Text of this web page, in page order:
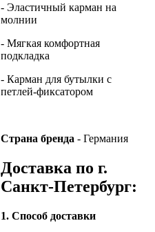
- Эластичный карман на
молнии
- Мягкая комфортная
подкладка
- Карман для бутылки с
петлей-фиксатором
Страна бренда - Германия
Доставка по г.
Санкт-Петербург:
1. Способ доставки